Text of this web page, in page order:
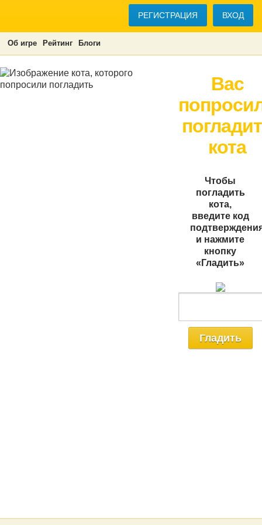
РЕГИСТРАЦИЯ ВХОД
Об игре Рейтинг Блоги
Вас
кота
Чтобы
погладить
кота,
введите код
и нажмите
кнопку
«Гладить»